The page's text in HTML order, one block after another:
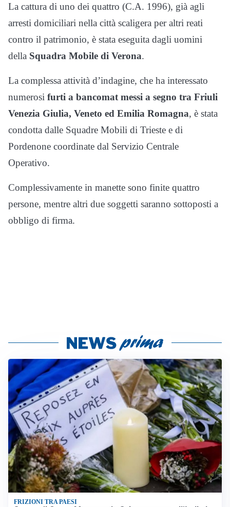
La cattura di uno dei quattro (C.A. 1996), già agli
arresti domiciliari nella città scaligera per altri reati
contro il patrimonio, è stata eseguita dagli uomini
della Squadra Mobile di Verona.
La complessa attività d’indagine, che ha interessato
numerosi furti a bancomat messi a segno tra Friuli
Venezia Giulia, Veneto ed Emilia Romagna, è stata
condotta dalle Squadre Mobili di Trieste e di
Pordenone coordinate dal Servizio Centrale
Operativo.
Complessivamente in manette sono finite quattro
persone, mentre altri due soggetti saranno sottoposti a
obbligo di firma.
FRIZIONI TRA PAESI